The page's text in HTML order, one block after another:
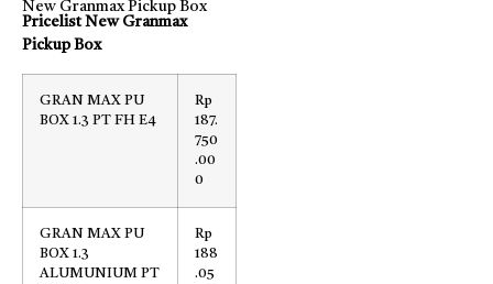
New Granmax Pickup Box
Pricelist New Granmax
Pickup Box
GRAN MAX PU
BOX 1.3 PT FH E4
Rp
187.
750
.00
0
GRAN MAX PU
BOX 1.3
ALUMUNIUM PT
Rp
188
.05